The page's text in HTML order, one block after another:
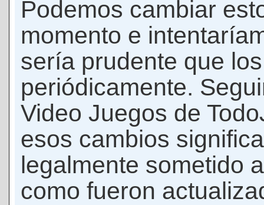
Podemos cambiar
momento e
sería prudente que
periódicamente.
Video Juegos de
esos cambios
legalmente sometido
como fueron